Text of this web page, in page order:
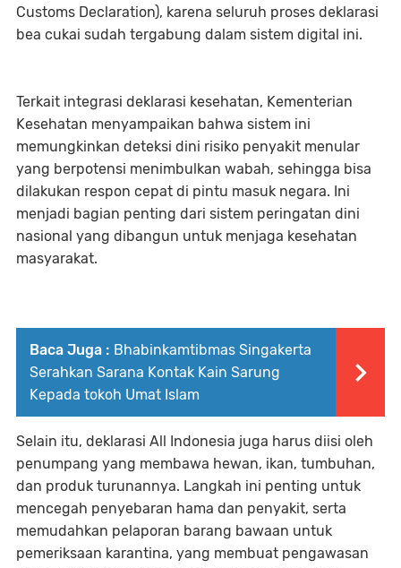
Customs Declaration), karena seluruh proses deklarasi
bea cukai sudah tergabung dalam sistem digital ini.
Terkait integrasi deklarasi kesehatan, Kementerian
Kesehatan menyampaikan bahwa sistem ini
memungkinkan deteksi dini risiko penyakit menular
yang berpotensi menimbulkan wabah, sehingga bisa
dilakukan respon cepat di pintu masuk negara. Ini
menjadi bagian penting dari sistem peringatan dini
nasional yang dibangun untuk menjaga kesehatan
masyarakat.
Baca Juga : Bhabinkamtibmas Singakerta
Serahkan Sarana Kontak Kain Sarung
Kepada tokoh Umat Islam
Selain itu, deklarasi All Indonesia juga harus diisi oleh
penumpang yang membawa hewan, ikan, tumbuhan,
dan produk turunannya. Langkah ini penting untuk
mencegah penyebaran hama dan penyakit, serta
memudahkan pelaporan barang bawaan untuk
pemeriksaan karantina, yang membuat pengawasan